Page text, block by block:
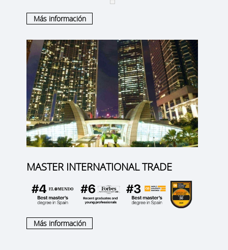
Más información
MASTER INTERNATIONAL TRADE
Más información